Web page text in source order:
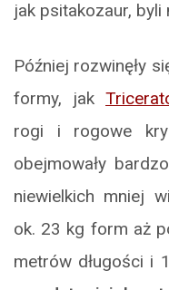
jak psitakozaur, byli
Później rozwinęły
formy, jak
rogi i rogowe
obejmowały
niewielkich mniej
ok. 23 kg form aż
metrów długości i